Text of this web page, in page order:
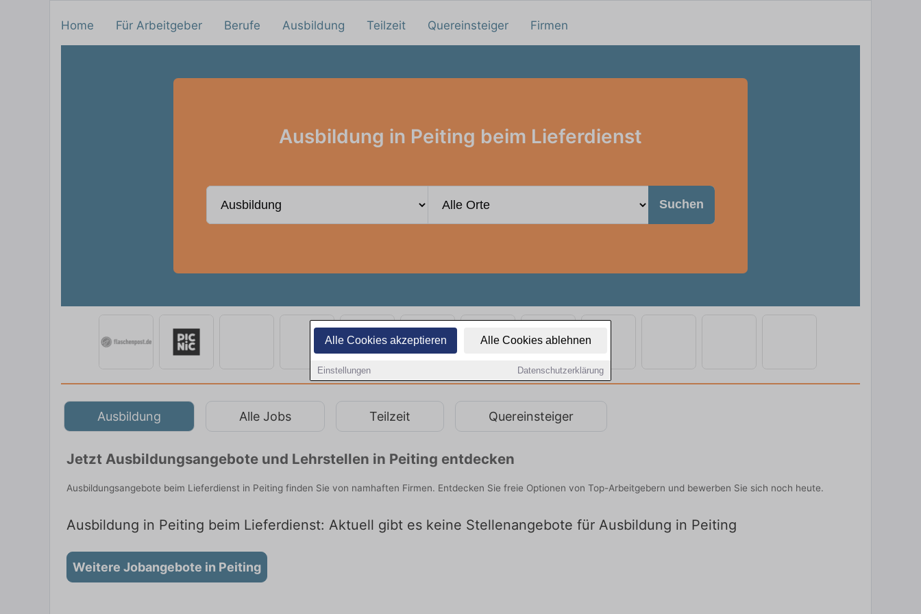
Alle Cookies akzeptieren Alle Cookies ablehnen
Einstellungen Datenschutzerklärung
Home Für Arbeitgeber Berufe Ausbildung Teilzeit Quereinsteiger Firmen
Ausbildung in Peiting beim Lieferdienst
Suchen
Ausbildung Alle Jobs Teilzeit Quereinsteiger
Jetzt Ausbildungsangebote und Lehrstellen in Peiting entdecken
Ausbildungsangebote beim Lieferdienst in Peiting finden Sie von namhaften Firmen. Entdecken Sie freie Optionen von Top-Arbeitgebern und bewerben Sie sich noch heute.
Ausbildung in Peiting beim Lieferdienst: Aktuell gibt es keine Stellenangebote für Ausbildung in Peiting
Weitere Jobangebote in Peiting